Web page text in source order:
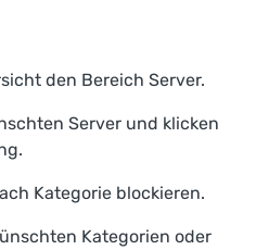
den Bereich Server.
Server und klicken
.
Kategorie blockieren.
Kategorien oder